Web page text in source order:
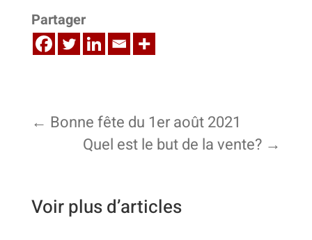
Partager
← Bonne fête du 1er août 2021
Quel est le but de la vente? →
Voir plus d’articles